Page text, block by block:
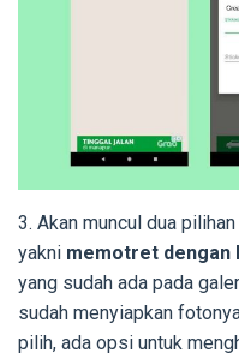
3. Akan muncul dua
yakni memotret dengan
yang sudah ada pada
sudah menyiapkan
pilih, ada opsi untuk